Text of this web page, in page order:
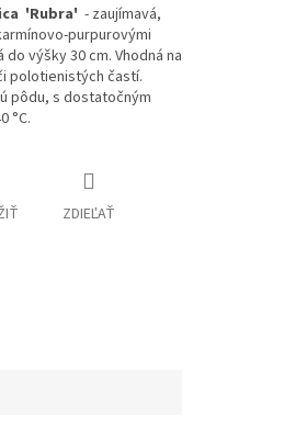
'Rubra' - zaujímavá,
purpurovými
výšky 30 cm. Vhodná na
polotienistých častí.
pôdu, s dostatočným
°C.
ZDIEĽAŤ